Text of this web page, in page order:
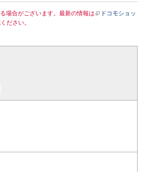
場合がございます。最新の情報は
ドコモショッ
ださい。